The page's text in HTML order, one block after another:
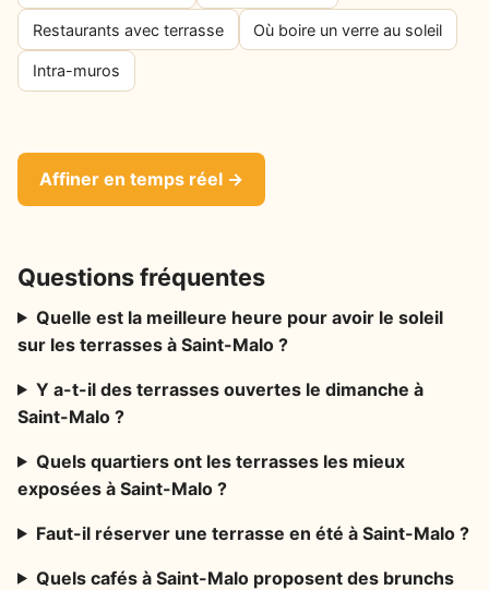
Restaurants avec terrasse Où boire un verre au soleil
Intra-muros
Affiner en temps réel →
Questions fréquentes
Quelle est la meilleure heure pour avoir le soleil
sur les terrasses à Saint-Malo ?
Y a-t-il des terrasses ouvertes le dimanche à
Saint-Malo ?
Quels quartiers ont les terrasses les mieux
exposées à Saint-Malo ?
Faut-il réserver une terrasse en été à Saint-Malo ?
Quels cafés à Saint-Malo proposent des brunchs